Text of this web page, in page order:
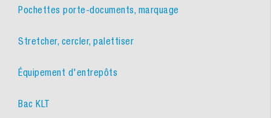
Pochettes porte-documents, marquage
Stretcher, cercler, palettiser
Équipement d'entrepôts
Bac KLT